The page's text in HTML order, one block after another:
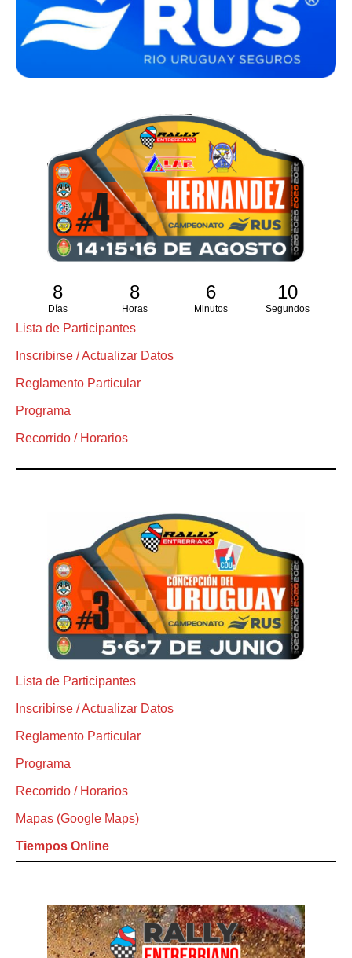
8
Días
8
Horas
6
Minutos
10
Segundos
Lista de Participantes
Inscribirse / Actualizar Datos
Reglamento Particular
Programa
Recorrido / Horarios
Lista de Participantes
Inscribirse / Actualizar Datos
Reglamento Particular
Programa
Recorrido / Horarios
Mapas (Google Maps)
Tiempos Online